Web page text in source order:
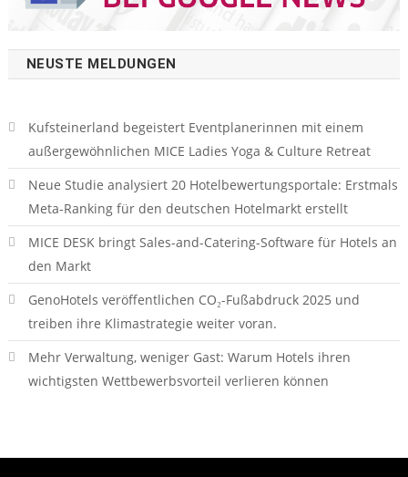
NEUSTE MELDUNGEN
Kufsteinerland begeistert Eventplanerinnen mit einem
außergewöhnlichen MICE Ladies Yoga & Culture Retreat
Neue Studie analysiert 20 Hotelbewertungsportale: Erstmals
Meta-Ranking für den deutschen Hotelmarkt erstellt
MICE DESK bringt Sales-and-Catering-Software für Hotels an
den Markt
GenoHotels veröffentlichen CO₂-Fußabdruck 2025 und
treiben ihre Klimastrategie weiter voran.
Mehr Verwaltung, weniger Gast: Warum Hotels ihren
wichtigsten Wettbewerbsvorteil verlieren können